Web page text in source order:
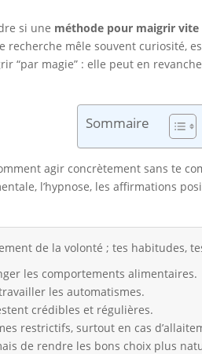
si une méthode pour maigrir vite
mêle souvent curiosité,
“par magie” : elle peut en
Sommaire
agir concrètement sans te
l’hypnose, les affirmations
de la volonté ; tes habitudes,
les comportements alimentaires.
les automatismes.
crédibles et régulières.
restrictifs, surtout en cas
de rendre les bons choix plus